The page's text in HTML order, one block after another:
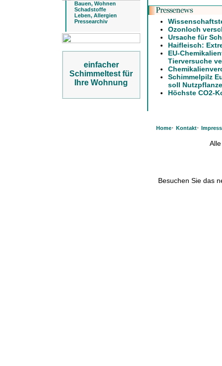
Bauen, Wohnen
Schadstoffe
Leben, Allergien
Pressearchiv
einfacher
Schimmeltest für
Ihre Wohnung
Ozonloch
Ursache für
Haifleisch:
EU-
Tierversuche
Schimmelpilz
soll
Höchste CO2-
Home· Kontakt·
Besuchen Sie das